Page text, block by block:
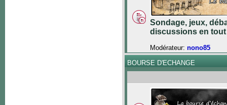
Sondage, jeux,
discussions en
Modérateur: nono85
BOURSE D'ECHANGE